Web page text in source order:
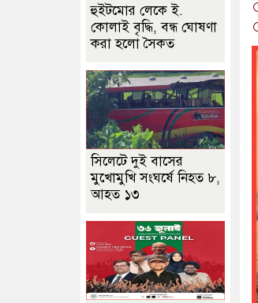
হুইটমোর লেকে ই.
কোলাই বৃদ্ধি, বন্ধ ঘোষণা
করা হলো সৈকত
সিলেটে দুই বাসের
মুখোমুখি সংঘর্ষে নিহত ৮,
আহত ১৩